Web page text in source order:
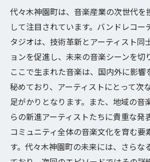
代々木神園町は、音楽産業の次世代を
して注目されています。バンドレコー
タジオは、技術革新とアーティスト同
ョンを促進し、未来の音楽シーンを切
ここで生まれた音楽は、国内外に影響
秘めており、アーティストにとって次
足がかりとなります。また、地域の音
らの新進アーティストたちに貴重な発
コミュニティ全体の音楽文化を育む要
す。代々木神園町の未来には、さらな